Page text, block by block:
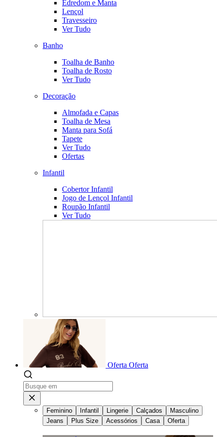
Edredom e Manta
Lençol
Travesseiro
Ver Tudo
Banho
Toalha de Banho
Toalha de Rosto
Ver Tudo
Decoração
Almofada e Capas
Toalha de Mesa
Manta para Sofá
Tapete
Ver Tudo
Ofertas
Infantil
Cobertor Infantil
Jogo de Lençol Infantil
Roupão Infantil
Ver Tudo
Oferta Oferta
Feminino Infantil Lingerie Calçados
Masculino
Jeans
Plus Size Acessórios Casa Oferta